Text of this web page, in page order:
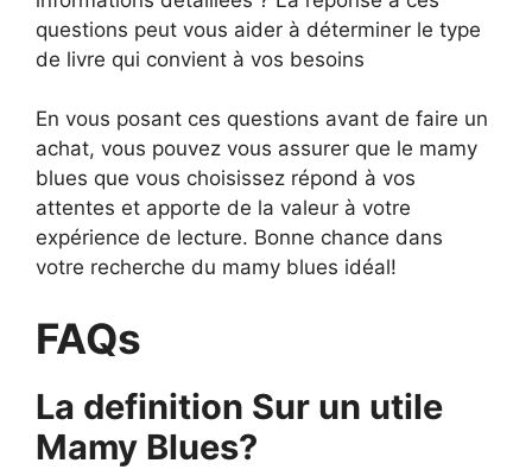
questions peut vous aider à déterminer le type
de livre qui convient à vos besoins
En vous posant ces questions avant de faire un
achat, vous pouvez vous assurer que le mamy
blues que vous choisissez répond à vos
attentes et apporte de la valeur à votre
expérience de lecture. Bonne chance dans
votre recherche du mamy blues idéal!
FAQs
La definition Sur un utile
Mamy Blues?